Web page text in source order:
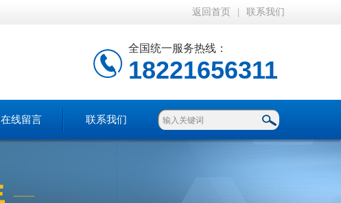
返回首页 联系我们
全国统一服务热线：
18221656311
在线留言 联系我们